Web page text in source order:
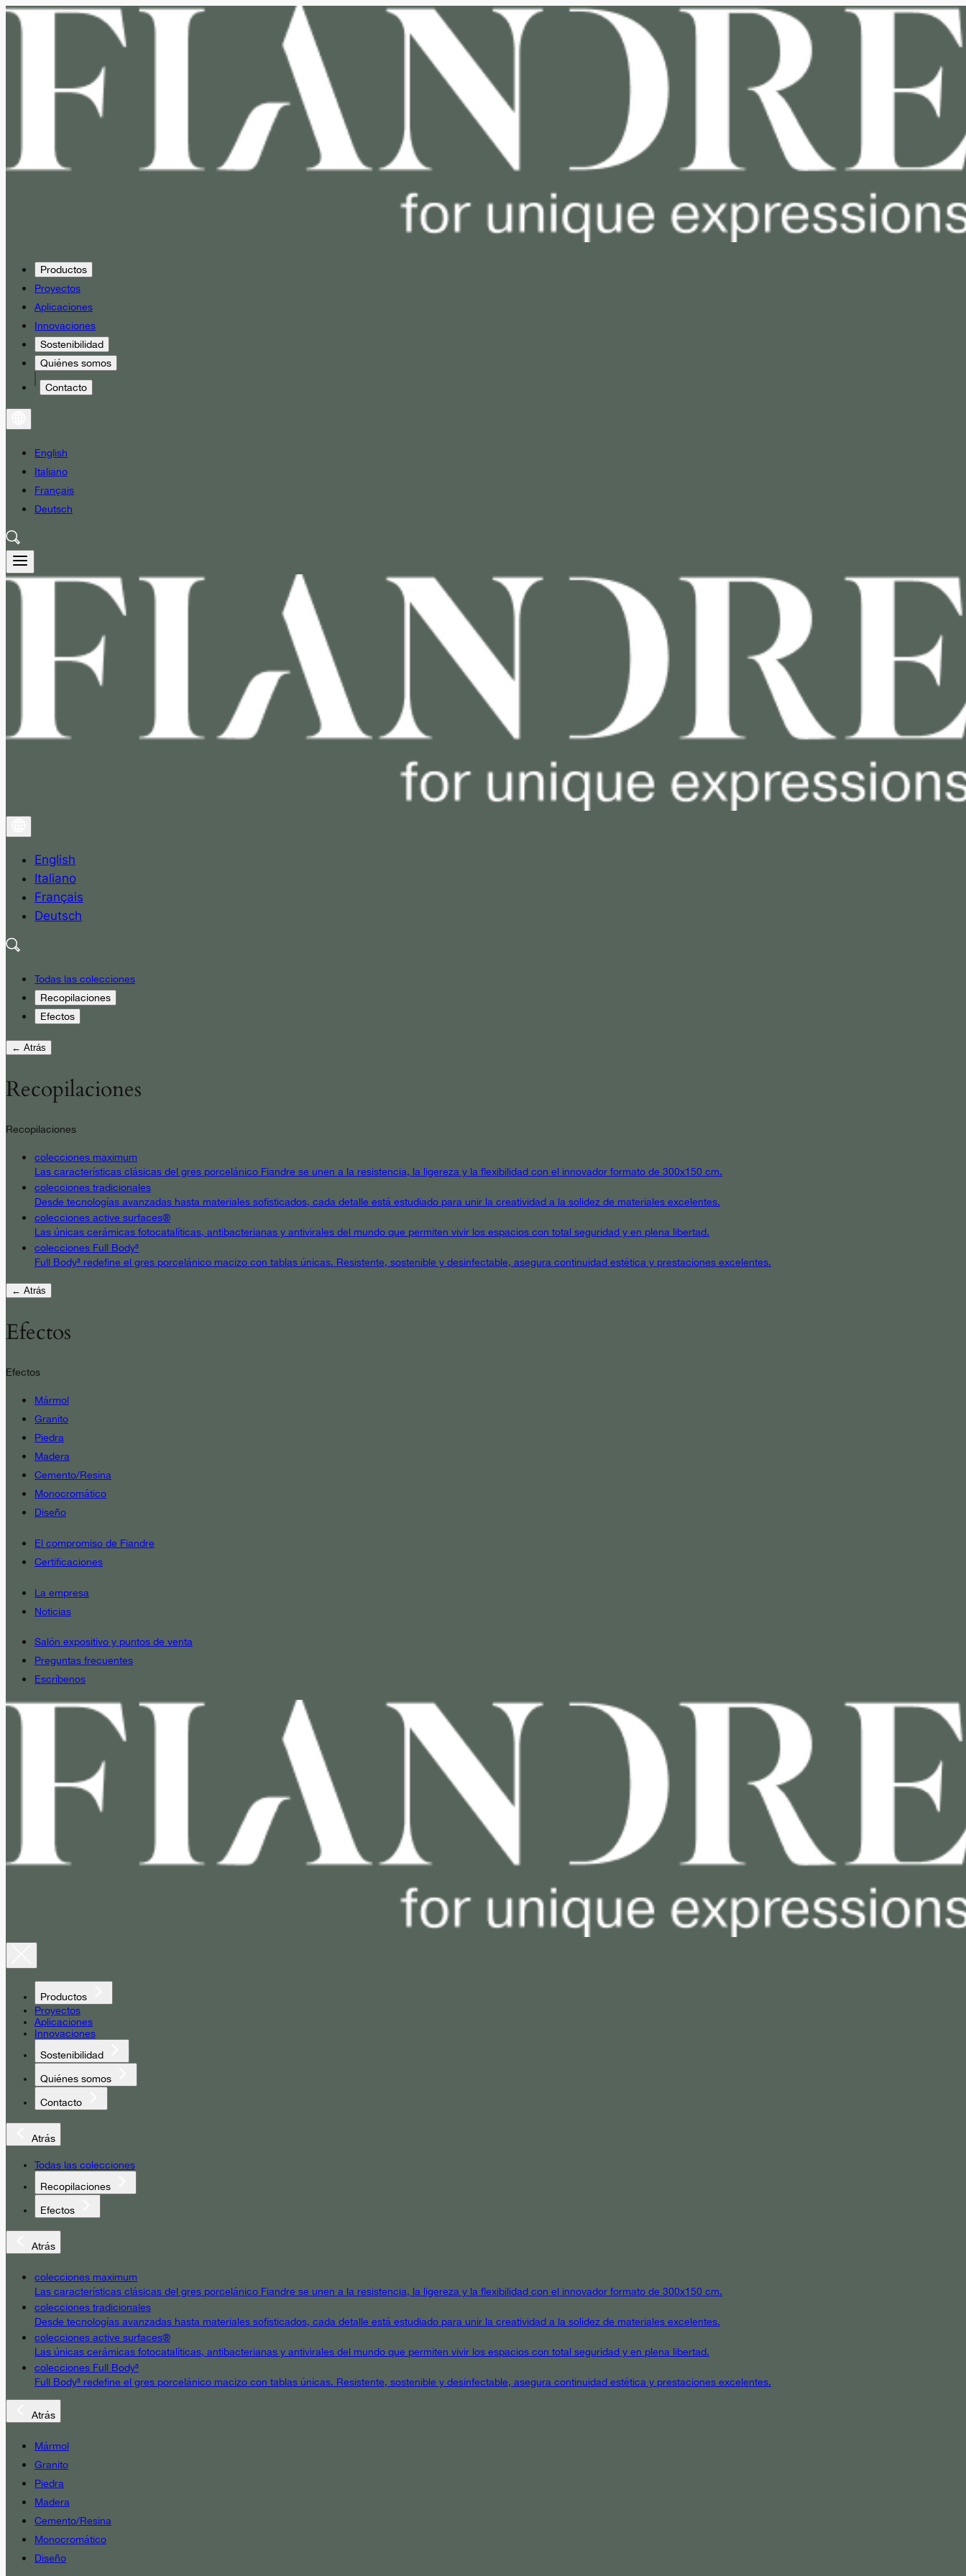
Productos
Proyectos
Aplicaciones
Innovaciones
Sostenibilidad
Quiénes somos
Contacto
English
Italiano
Français
Deutsch
English
Italiano
Français
Deutsch
Todas las colecciones
Recopilaciones
Efectos
← Atrás
Recopilaciones
Recopilaciones
colecciones maximum
Las características clásicas del gres porcelánico Fiandre se unen a la resistencia, la ligereza y la flexibilidad con el innovador formato de 300x150 cm.
colecciones tradicionales
Desde tecnologías avanzadas hasta materiales sofisticados, cada detalle está estudiado para unir la creatividad a la solidez de materiales excelentes.
colecciones active surfaces®
Las únicas cerámicas fotocatalíticas, antibacterianas y antivirales del mundo que permiten vivir los espacios con total seguridad y en plena libertad.
colecciones Full Body³
Full Body³ redefine el gres porcelánico macizo con tablas únicas. Resistente, sostenible y desinfectable, asegura continuidad estética y prestaciones excelentes.
← Atrás
Efectos
Efectos
Mármol
Granito
Piedra
Madera
Cemento/Resina
Monocromático
Diseño
El compromiso de Fiandre
Certificaciones
La empresa
Noticias
Salón expositivo y puntos de venta
Preguntas frecuentes
Escríbenos
Productos
Proyectos
Aplicaciones
Innovaciones
Sostenibilidad
Quiénes somos
Contacto
Atrás
Todas las colecciones
Recopilaciones
Efectos
Atrás
colecciones maximum
Las características clásicas del gres porcelánico Fiandre se unen a la resistencia, la ligereza y la flexibilidad con el innovador formato de 300x150 cm.
colecciones tradicionales
Desde tecnologías avanzadas hasta materiales sofisticados, cada detalle está estudiado para unir la creatividad a la solidez de materiales excelentes.
colecciones active surfaces®
Las únicas cerámicas fotocatalíticas, antibacterianas y antivirales del mundo que permiten vivir los espacios con total seguridad y en plena libertad.
colecciones Full Body³
Full Body³ redefine el gres porcelánico macizo con tablas únicas. Resistente, sostenible y desinfectable, asegura continuidad estética y prestaciones excelentes.
Atrás
Mármol
Granito
Piedra
Madera
Cemento/Resina
Monocromático
Diseño